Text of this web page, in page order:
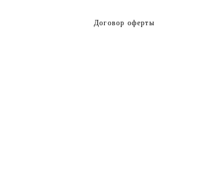
Договор оферты